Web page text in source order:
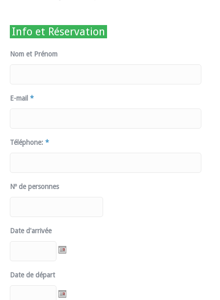
Info et Réservation
Nom et Prénom
E-mail *
Téléphone: *
Nº de personnes
Date d'arrivée
Date de départ